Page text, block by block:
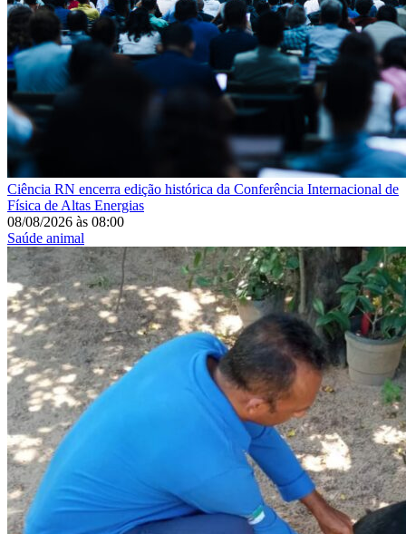
Ciência RN encerra edição histórica da Conferência Internacional de
Física de Altas Energias
08/08/2026 às 08:00
Saúde animal